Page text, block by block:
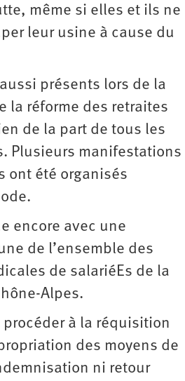
même si elles et ils ne
leur usine à cause du
présents lors de la
la réforme des retraites
de la part de tous les
Plusieurs manifestations
ont été organisés
encore avec une
de l’ensemble des
de salariéEs de la
Alpes.
procéder à la réquisition
des moyens de
ni retour